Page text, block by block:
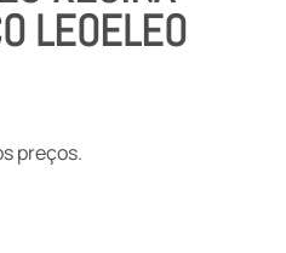
LEOELEO
preços.